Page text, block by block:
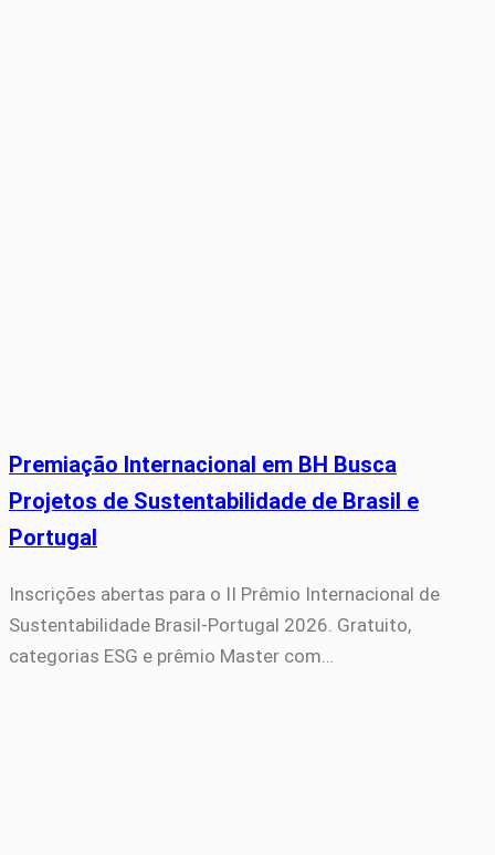
Premiação Internacional em BH Busca
Projetos de Sustentabilidade de Brasil e
Portugal
Inscrições abertas para o II Prêmio Internacional de
Sustentabilidade Brasil-Portugal 2026. Gratuito,
categorias ESG e prêmio Master com…